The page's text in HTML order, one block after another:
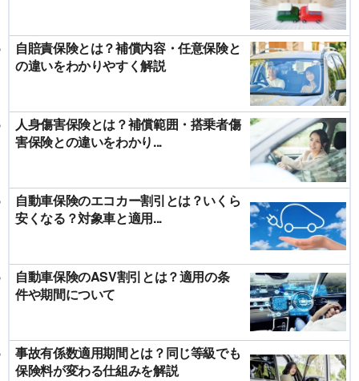
自賠責保険とは？補償内容・任意保険と
の違いをわかりやすく解説
人身傷害保険とは？補償範囲・搭乗者傷
害保険との違いをわかり...
自動車保険のエコカー割引とは？いくら
安くなる？対象車と適用...
自動車保険のASV割引とは？適用の条
件や期間について
事故有係数適用期間とは？同じ等級でも
保険料が変わる仕組みを解説